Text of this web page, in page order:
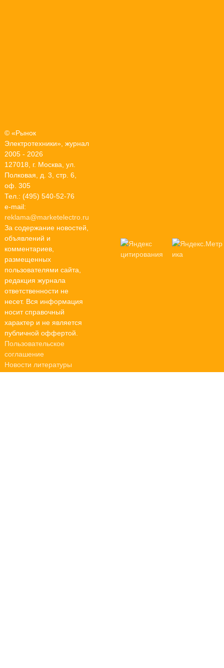
© «Рынок
Электротехники», журнал
2005 - 2026
127018, г. Москва, ул.
Полковая, д. 3, стр. 6,
оф. 305
Тел.: (495) 540-52-76
e-mail:
reklama@marketelectro.ru
За содержание новостей,
объявлений и
комментариев,
размещенных
пользователями сайта,
редакция журнала
ответственности не
несет. Вся информация
носит справочный
характер и не является
публичной оффертой.
Пользовательское
соглашение
Новости литературы